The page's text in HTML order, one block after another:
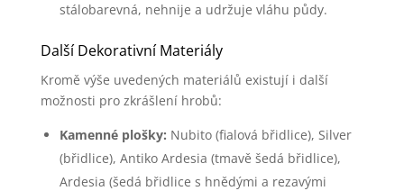
stálobarevná, nehnije a udržuje vláhu půdy.
Další Dekorativní Materiály
Kromě výše uvedených materiálů existují i další
možnosti pro zkrášlení hrobů:
Kamenné plošky: Nubito (fialová břidlice), Silver
(břidlice), Antiko Ardesia (tmavě šedá břidlice),
Ardesia (šedá břidlice s hnědými a rezavými